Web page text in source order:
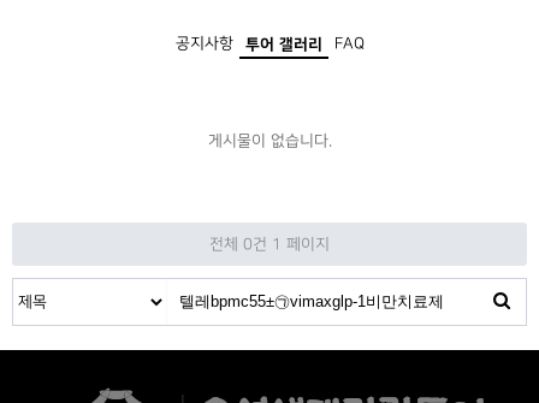
공지사항 투어 갤러리 FAQ
게시물이 없습니다.
전체 0건 1 페이지